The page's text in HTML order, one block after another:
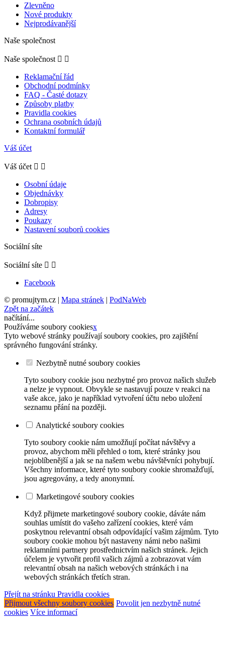
Zlevněno
Nové produkty
Nejprodávanější
Naše společnost
Naše společnost  
Reklamační řád
Obchodní podmínky
FAQ - Časté dotazy
Způsoby platby
Pravidla cookies
Ochrana osobních údajů
Kontaktní formulář
Váš účet
Váš účet  
Osobní údaje
Objednávky
Dobropisy
Adresy
Poukazy
Nastavení souborů cookies
Sociální síte
Sociální síte  
Facebook
© promujtym.cz | Mapa stránek | PodNaWeb
Zpět na začátek
načítání...
Používáme soubory cookiesx
Tyto webové stránky používají soubory cookies, pro zajištění
správného fungování stránky.
Nezbytně nutné soubory cookies
Tyto soubory cookie jsou nezbytné pro provoz našich služeb
a nelze je vypnout. Obvykle se nastavují pouze v reakci na
vaše akce, jako je například vytvoření účtu nebo uložení
seznamu přání na později.
Analytické soubory cookies
Tyto soubory cookie nám umožňují počítat návštěvy a
provoz, abychom měli přehled o tom, které stránky jsou
nejoblíbenější a jak se na našem webu návštěvníci pohybují.
Všechny informace, které tyto soubory cookie shromažďují,
jsou agregovány, a tedy anonymní.
Marketingové soubory cookies
Když přijmete marketingové soubory cookie, dáváte nám
souhlas umístit do vašeho zařízení cookies, které vám
poskytnou relevantní obsah odpovídající vašim zájmům. Tyto
soubory cookie mohou být nastaveny námi nebo našimi
reklamními partnery prostřednictvím našich stránek. Jejich
účelem je vytvořit profil vašich zájmů a zobrazovat vám
relevantní obsah na našich webových stránkách i na
webových stránkách třetích stran.
Přejít na stránku Pravidla cookies
Přijmout všechny soubory cookies Povolit jen nezbytně nutné
cookies Více informací